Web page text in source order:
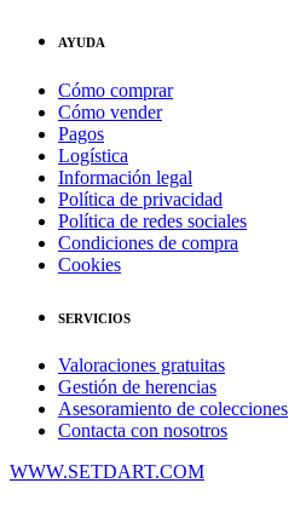
AYUDA
Cómo comprar
Cómo vender
Pagos
Logística
Información legal
Política de privacidad
Política de redes sociales
Condiciones de compra
Cookies
SERVICIOS
Valoraciones gratuitas
Gestión de herencias
Asesoramiento de colecciones
Contacta con nosotros
WWW.SETDART.COM